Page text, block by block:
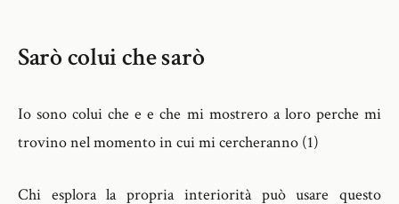
Sarò colui che sarò
Io sono colui che e e che mi mostrero a loro perche mi
trovino nel momento in cui mi cercheranno (1)
Chi esplora la propria interiorità può usare questo